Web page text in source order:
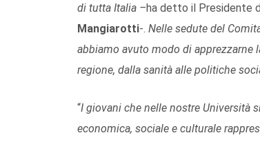
di tutta Italia –ha detto il Presidente
Mangiarotti-. Nelle sedute del
abbiamo avuto modo di apprezzarne
regione, dalla sanità alle politiche
“I giovani che nelle nostre Università
economica, sociale e culturale